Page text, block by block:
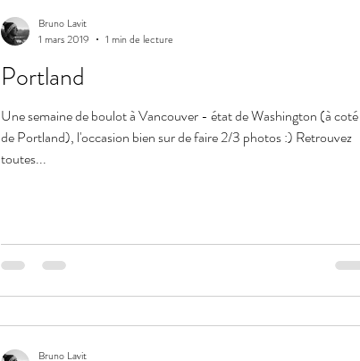
Portland
Une semaine de boulot à Vancouver - état de Washington (à coté
de Portland), l'occasion bien sur de faire 2/3 photos :) Retrouvez
toutes...
Bruno Lavit
1 mars 2019
1 min de lecture
Bruno Lavit